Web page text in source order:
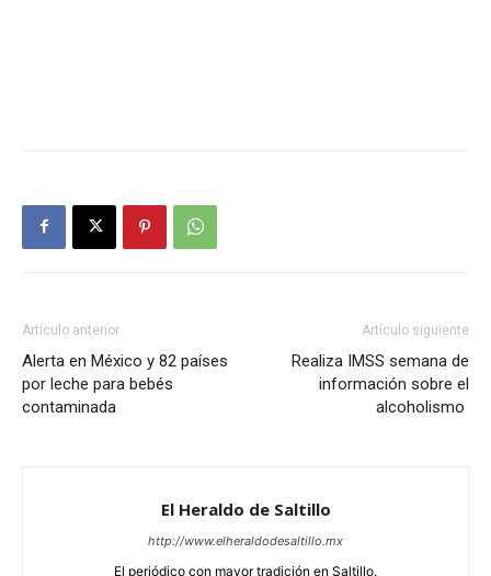
Artículo anterior
Alerta en México y 82 países
por leche para bebés
contaminada
Artículo siguiente
Realiza IMSS semana de
información sobre el
alcoholismo
El Heraldo de Saltillo
http://www.elheraldodesaltillo.mx
El periódico con mayor tradición en Saltillo.